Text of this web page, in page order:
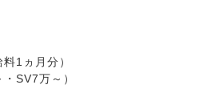
料1ヵ月分）
SV7万～）